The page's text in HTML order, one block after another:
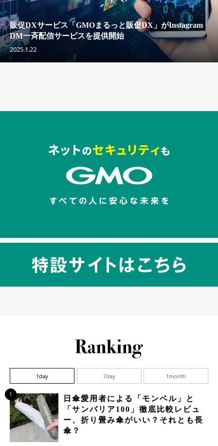
販促DXサービス「GMOまるっと販促DX」がInstagram
DM一斉配信サービスを提供開始
2025.1.22
セキュリティキャンペーンでのバナー
1day 7day 1month
1
日傘愛用者による「モンベル」と
「サンバリア100」徹底比較レビュ
ー、折り畳み傘がいい？それとも長
傘？